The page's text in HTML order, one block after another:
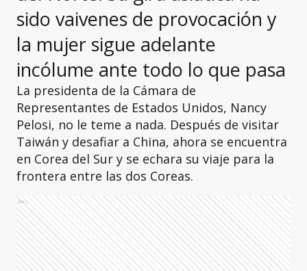
sido vaivenes de provocación y
la mujer sigue adelante
incólume ante todo lo que pasa
La presidenta de la Cámara de
Representantes de Estados Unidos, Nancy
Pelosi, no le teme a nada. Después de visitar
Taiwán y desafiar a China, ahora se encuentra
en Corea del Sur y se echara su viaje para la
frontera entre las dos Coreas.
Ads